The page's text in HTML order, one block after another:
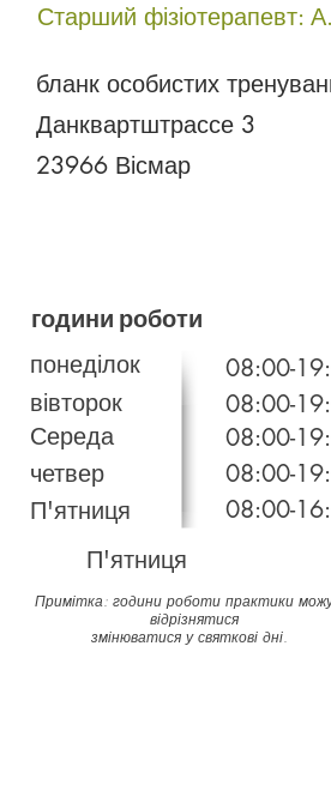
Старший фізіотерапевт:
бланк особистих
Данквартштрассе 3
23966 Вісмар
години роботи
понеділок
08:00-
вівторок
08:00-19
Середа
08:00-19
четвер
08:00-19
П'ятниця
08:00-
Примітка: години роботи практики
відрізнятися
змінюватися у святкові дні.
П'ятниця